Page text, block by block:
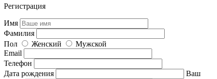
Регистрация
Имя
Фамилия
Пол
Женский
Мужской
Email
Телефон
Дата рождения
Ваш